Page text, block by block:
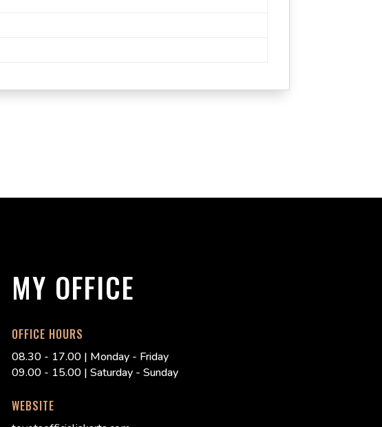
MY OFFICE
OFFICE HOURS
08.30 - 17.00 | Monday - Friday
09.00 - 15.00 | Saturday - Sunday
WEBSITE